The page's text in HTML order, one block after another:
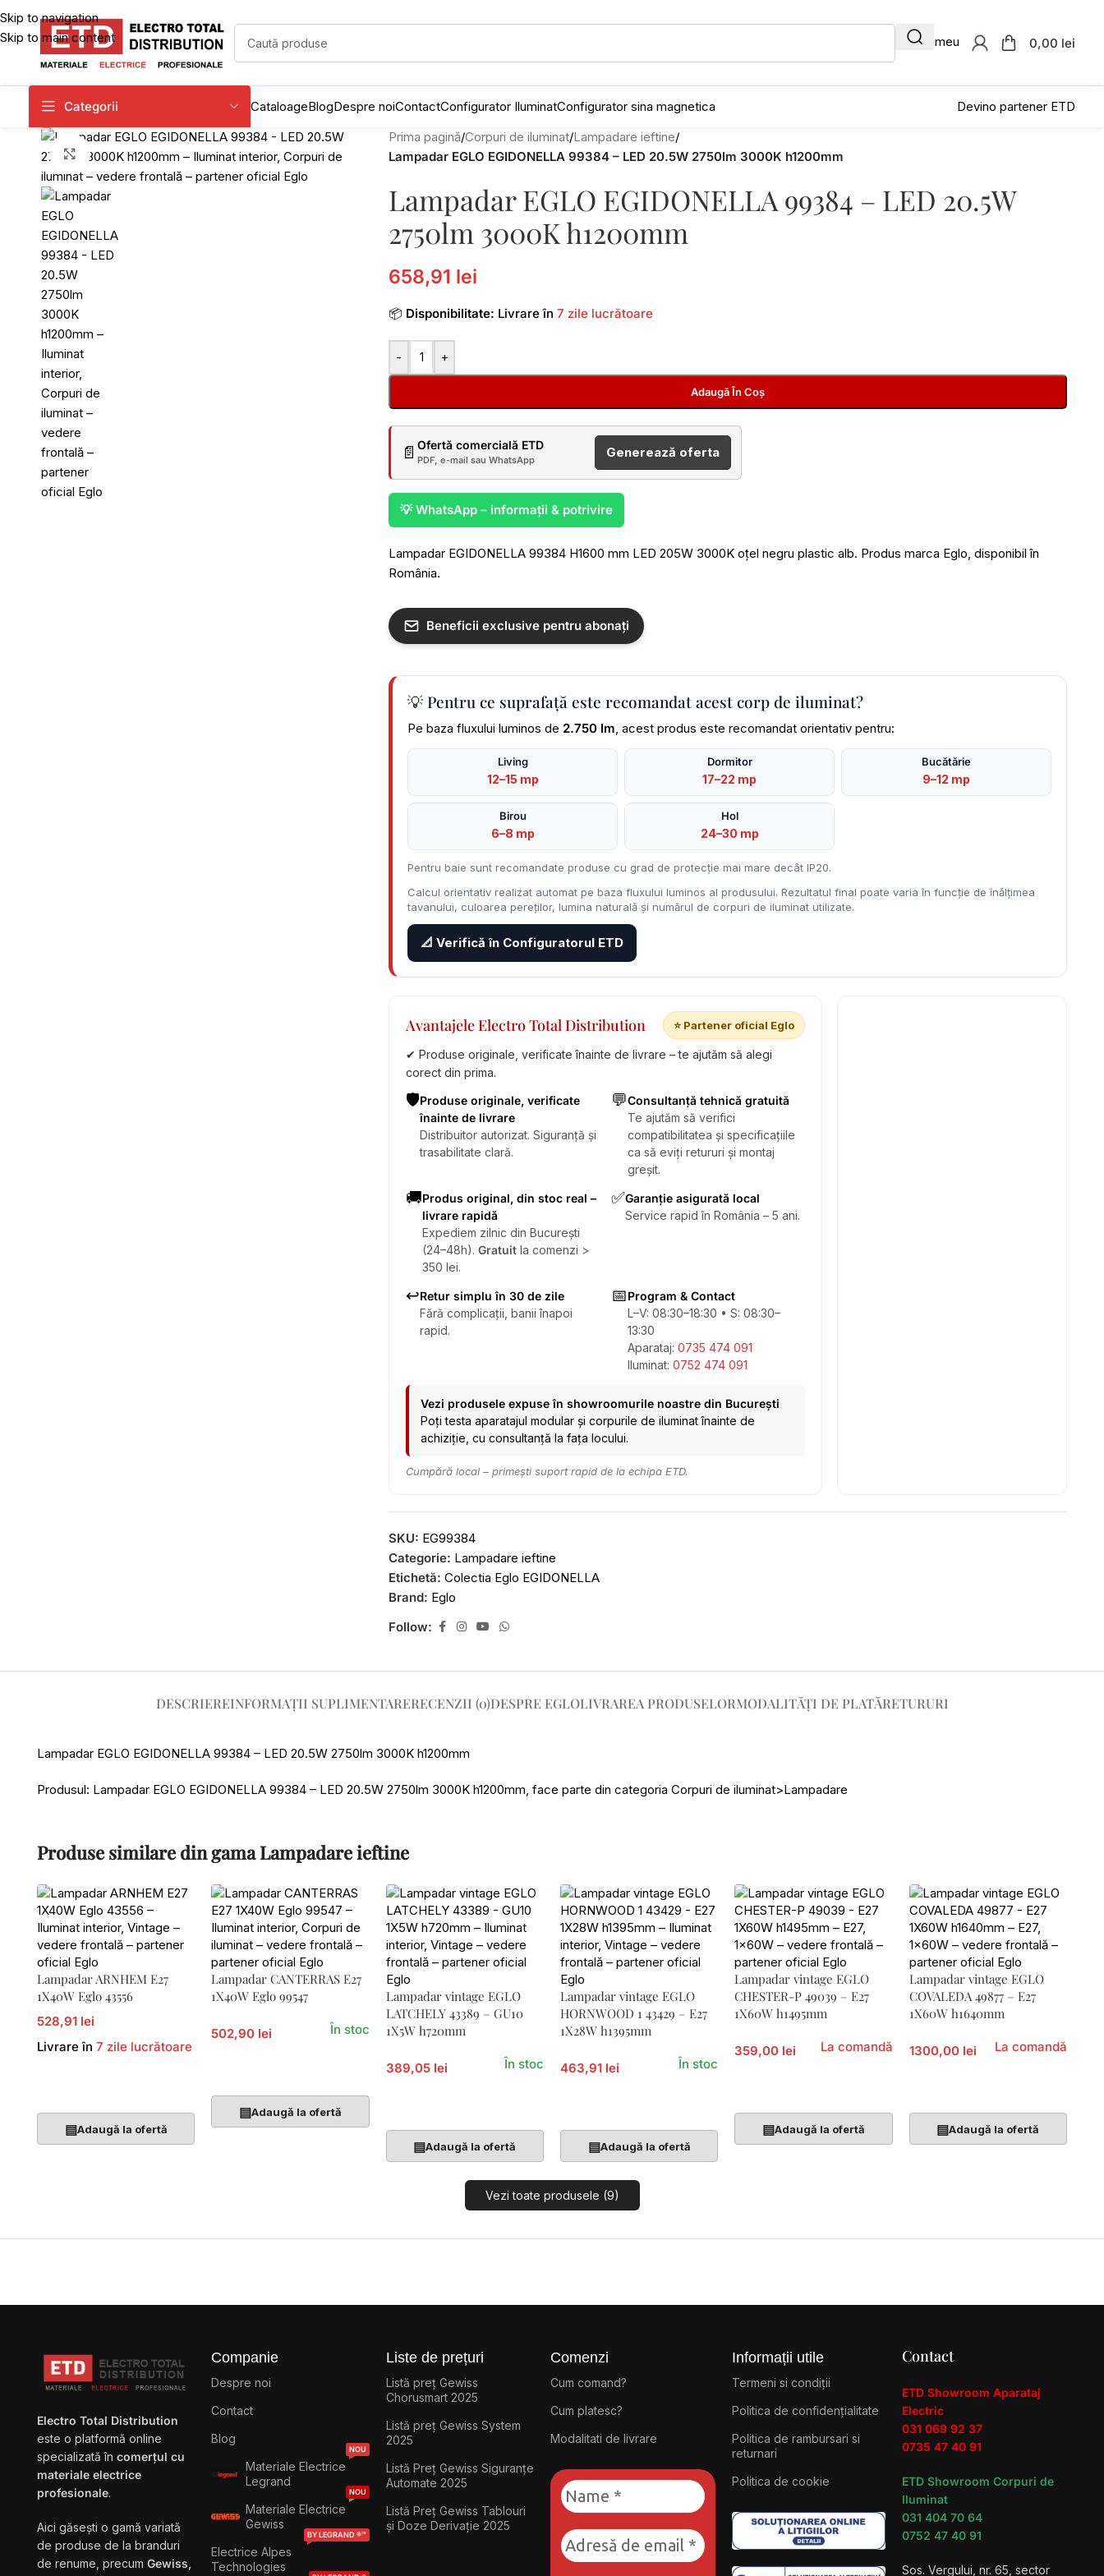
Skip to navigation
Skip to main content
Contul meu 0,00 lei
Categorii CataloageBlogDespre noiContactConfigurator IluminatConfigurator sina magnetica Devino partener ETD
Click to enlarge
Prima pagină/Corpuri de iluminat/Lampadare ieftine/
Lampadar EGLO EGIDONELLA 99384 – LED 20.5W 2750lm 3000K h1200mm
Lampadar EGLO EGIDONELLA 99384 – LED 20.5W
2750lm 3000K h1200mm
658,91 lei
📦 Disponibilitate: Livrare în 7 zile lucrătoare
- +
Adaugă În Coș
📄 Ofertă comercială ETD
PDF, e-mail sau WhatsApp Generează oferta
💡 WhatsApp – informații & potrivire
Lampadar EGIDONELLA 99384 H1600 mm LED 205W 3000K oțel negru plastic alb. Produs marca Eglo, disponibil în
România.
Beneficii exclusive pentru abonați
💡 Pentru ce suprafață este recomandat acest corp de iluminat?
Pe baza fluxului luminos de 2.750 lm, acest produs este recomandat orientativ pentru:
Living
12–15 mp
Dormitor
17–22 mp
Bucătărie
9–12 mp
Birou
6–8 mp
Hol
24–30 mp
Pentru baie sunt recomandate produse cu grad de protecție mai mare decât IP20.
Calcul orientativ realizat automat pe baza fluxului luminos al produsului. Rezultatul final poate varia în funcție de înălțimea
tavanului, culoarea pereților, lumina naturală și numărul de corpuri de iluminat utilizate.
📐 Verifică în Configuratorul ETD
Avantajele Electro Total Distribution ⭐ Partener oficial Eglo
✔ Produse originale, verificate înainte de livrare – te ajutăm să alegi
corect din prima.
🛡️Produse originale, verificate
înainte de livrare
Distribuitor autorizat. Siguranță și
trasabilitate clară.
💬Consultanță tehnică gratuită
Te ajutăm să verifici
compatibilitatea și specificațiile
ca să eviți retururi și montaj
greșit.
🚚Produs original, din stoc real –
livrare rapidă
Expediem zilnic din București
(24–48h). Gratuit la comenzi >
350 lei.
✅Garanție asigurată local
Service rapid în România – 5 ani.
↩️Retur simplu în 30 de zile
Fără complicații, banii înapoi
rapid.
📅Program & Contact
L–V: 08:30–18:30 • S: 08:30–
13:30
Aparataj: 0735 474 091
Iluminat: 0752 474 091
Vezi produsele expuse în showroomurile noastre din București
Poți testa aparatajul modular și corpurile de iluminat înainte de
achiziție, cu consultanță la fața locului.
Cumpără local – primești suport rapid de la echipa ETD.
SKU: EG99384
Categorie: Lampadare ieftine
Etichetă: Colectia Eglo EGIDONELLA
Brand: Eglo
Follow:
DESCRIEREINFORMAȚII SUPLIMENTARERECENZII (0)DESPRE EGLOLIVRAREA PRODUSELORMODALITĂȚI DE PLATĂRETURURI
Lampadar EGLO EGIDONELLA 99384 – LED 20.5W 2750lm 3000K h1200mm
Produsul: Lampadar EGLO EGIDONELLA 99384 – LED 20.5W 2750lm 3000K h1200mm, face parte din categoria Corpuri de iluminat>Lampadare
Produse similare din gama Lampadare ieftine
Lampadar ARNHEM E27
1X40W Eglo 43556
528,91 lei
Livrare în 7 zile lucrătoare
▤Adaugă la ofertă
Lampadar CANTERRAS E27
1X40W Eglo 99547
502,90 lei În stoc
▤Adaugă la ofertă
Lampadar vintage EGLO
LATCHELY 43389 – GU10
1X5W h720mm
389,05 lei În stoc
▤Adaugă la ofertă
Lampadar vintage EGLO
HORNWOOD 1 43429 – E27
1X28W h1395mm
463,91 lei În stoc
▤Adaugă la ofertă
Lampadar vintage EGLO
CHESTER-P 49039 – E27
1X60W h1495mm
359,00 lei La comandă
▤Adaugă la ofertă
Lampadar vintage EGLO
COVALEDA 49877 – E27
1X60W h1640mm
1300,00 lei La comandă
▤Adaugă la ofertă
Vezi toate produsele (9)
Electro Total Distribution
este o platformă online
specializată în comerțul cu
materiale electrice
profesionale.
Aici găsești o gamă variată
de produse de la branduri
de renume, precum Gewiss,
Companie
Despre noi
Contact
Blog
Materiale Electrice
Legrand
NOU
Materiale Electrice
Gewiss
NOU
Electrice Alpes
Technologies
BY LEGRAND ®™
Liste de prețuri
Listă preț Gewiss
Chorusmart 2025
Listă preț Gewiss System
2025
Listă Preț Gewiss Siguranțe
Automate 2025
Listă Preț Gewiss Tablouri
și Doze Derivație 2025
Comenzi
Cum comand?
Cum platesc?
Modalitati de livrare
Informații utile
Termeni si condiții
Politica de confidențialitate
Politica de rambursari si
returnari
Politica de cookie
Contact
ETD Showroom Aparataj
Electric
031 069 92 37
0735 47 40 91
ETD Showroom Corpuri de
Iluminat
031 404 70 64
0752 47 40 91
Sos. Vergului, nr. 65, sector